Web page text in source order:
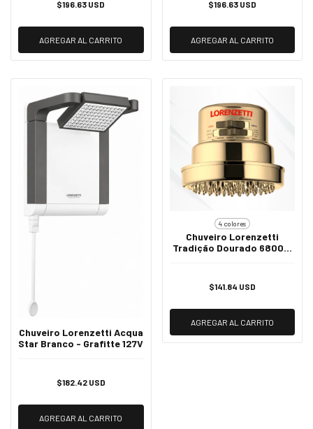
$196.63 USD
AGREGAR AL CARRITO
$196.63 USD
AGREGAR AL CARRITO
Chuveiro Lorenzetti Acqua
Star Branco - Grafitte 127V
$182.42 USD
AGREGAR AL CARRITO
4 colores
Chuveiro Lorenzetti
Tradição Dourado 6800W
$141.84 USD
AGREGAR AL CARRITO